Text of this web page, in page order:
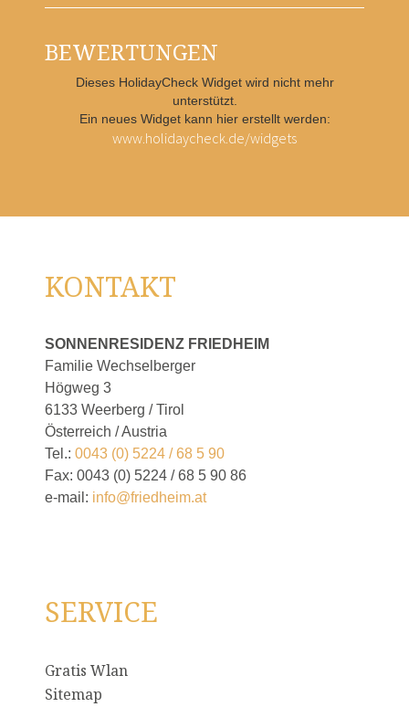
BEWERTUNGEN
Dieses HolidayCheck Widget wird nicht mehr
unterstützt.
Ein neues Widget kann hier erstellt werden:
www.holidaycheck.de/widgets
KONTAKT
SONNENRESIDENZ FRIEDHEIM
Familie Wechselberger
Högweg 3
6133 Weerberg / Tirol
Österreich / Austria
Tel.: 0043 (0) 5224 / 68 5 90
Fax: 0043 (0) 5224 / 68 5 90 86
e-mail: info@friedheim.at
SERVICE
Gratis Wlan
Sitemap